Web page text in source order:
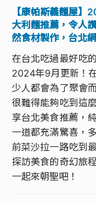
【康帕斯義麵屋】
大利麵推薦，令人
然食材製作，台北
在台北吃過最好吃
2024年9月更新！
少人都會為了聚會
很難得能夠吃到這
享台北美食推薦，
一道都充滿驚喜，
前菜沙拉一路吃到
探訪美食的奇幻旅
一起來朝聖吧！